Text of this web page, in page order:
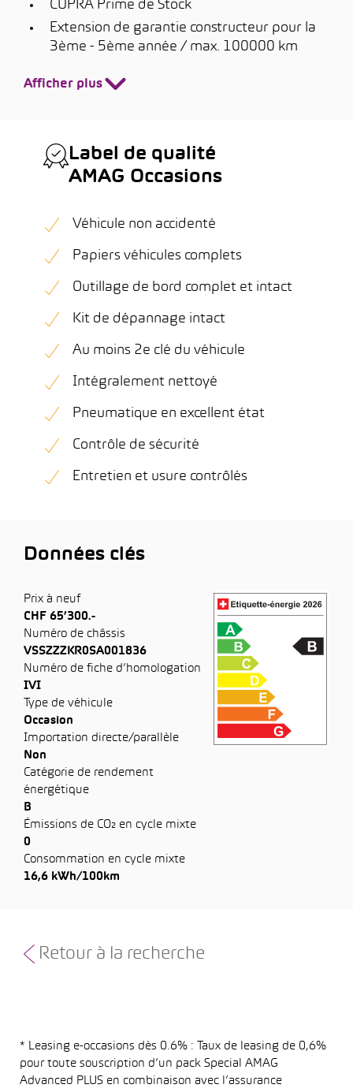
CUPRA Prime de Stock
Extension de garantie constructeur pour la
3ème - 5ème année / max. 100000 km
Afficher plus
Label de qualité
AMAG Occasions
Véhicule non accidenté
Papiers véhicules complets
Outillage de bord complet et intact
Kit de dépannage intact
Au moins 2e clé du véhicule
Intégralement nettoyé
Pneumatique en excellent état
Contrôle de sécurité
Entretien et usure contrôlés
Données clés
Prix à neuf
CHF 65’300.-
Numéro de châssis
VSSZZZKR0SA001836
Numéro de fiche d’homologation
IVI
Type de véhicule
Occasion
Importation directe/parallèle
Non
Catégorie de rendement
énergétique
B
Émissions de CO₂ en cycle mixte
0
Consommation en cycle mixte
16,6 kWh/100km
Retour à la recherche
* Leasing e-occasions dès 0.6% : Taux de leasing de 0,6%
pour toute souscription d’un pack Special AMAG
Advanced PLUS en combinaison avec l’assurance